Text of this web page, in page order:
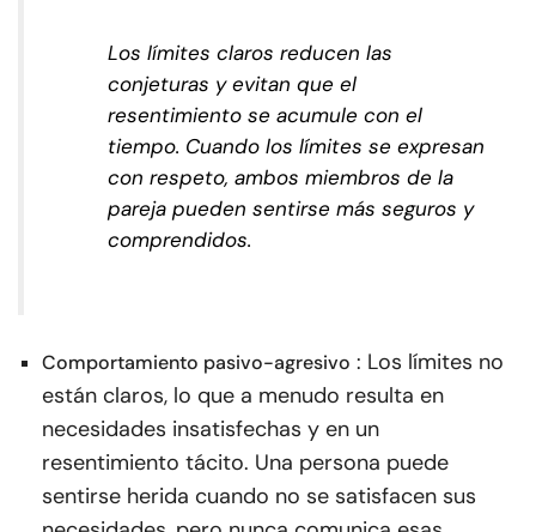
Los límites claros reducen las
conjeturas y evitan que el
resentimiento se acumule con el
tiempo. Cuando los límites se expresan
con respeto, ambos miembros de la
pareja pueden sentirse más seguros y
comprendidos.
Comportamiento pasivo-agresivo : Los límites no
están claros, lo que a menudo resulta en
necesidades insatisfechas y en un
resentimiento tácito. Una persona puede
sentirse herida cuando no se satisfacen sus